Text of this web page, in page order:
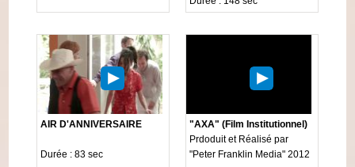
AIR D'ANNIVERSAIRE
Durée : 83 sec
"AXA" (Film Institutionnel)
Prdoduit et Réalisé par
"Peter Franklin Media" 2012